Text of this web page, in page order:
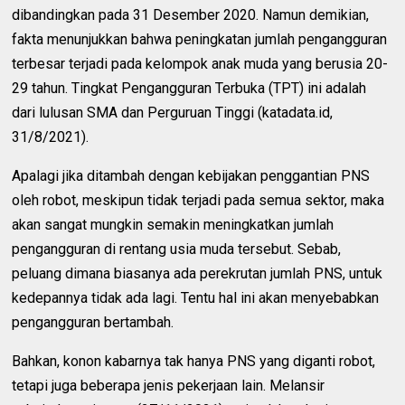
dibandingkan pada 31 Desember 2020. Namun demikian,
fakta menunjukkan bahwa peningkatan jumlah pengangguran
terbesar terjadi pada kelompok anak muda yang berusia 20-
29 tahun. Tingkat Pengangguran Terbuka (TPT) ini adalah
dari lulusan SMA dan Perguruan Tinggi (katadata.id,
31/8/2021).
Apalagi jika ditambah dengan kebijakan penggantian PNS
oleh robot, meskipun tidak terjadi pada semua sektor, maka
akan sangat mungkin semakin meningkatkan jumlah
pengangguran di rentang usia muda tersebut. Sebab,
peluang dimana biasanya ada perekrutan jumlah PNS, untuk
kedepannya tidak ada lagi. Tentu hal ini akan menyebabkan
pengangguran bertambah.
Bahkan, konon kabarnya tak hanya PNS yang diganti robot,
tetapi juga beberapa jenis pekerjaan lain. Melansir